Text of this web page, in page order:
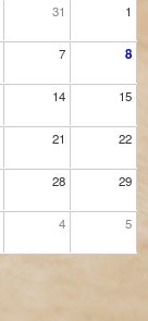
31 1
7 8
14 15
21 22
28 29
4 5